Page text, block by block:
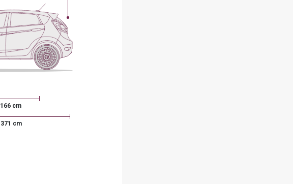
166 cm
371 cm